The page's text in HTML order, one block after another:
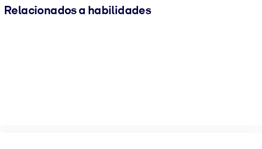
Relacionados a habilidades